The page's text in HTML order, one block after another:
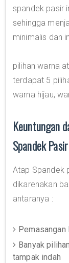
spandek pasir
sehingga
minimalis dan
pilihan warna
terdapat 5
warna hijau,
Keuntungan
Spandek Pasir
Atap Spandek
dikarenakan
antaranya :
Banyak
tampak indah